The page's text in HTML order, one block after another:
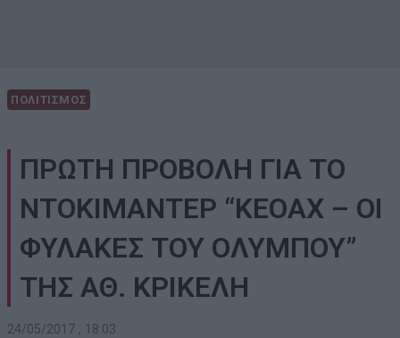
ΠΟΛΙΤΙΣΜΟΣ
ΠΡΩΤΗ ΠΡΟΒΟΛΗ ΓΙΑ ΤΟ
ΝΤΟΚΙΜΑΝΤΕΡ “ΚΕΟΑΧ – ΟΙ
ΦΥΛΑΚΕΣ ΤΟΥ ΟΛΥΜΠΟΥ”
ΤΗΣ ΑΘ. ΚΡΙΚΕΛΗ
24/05/2017 , 18:03